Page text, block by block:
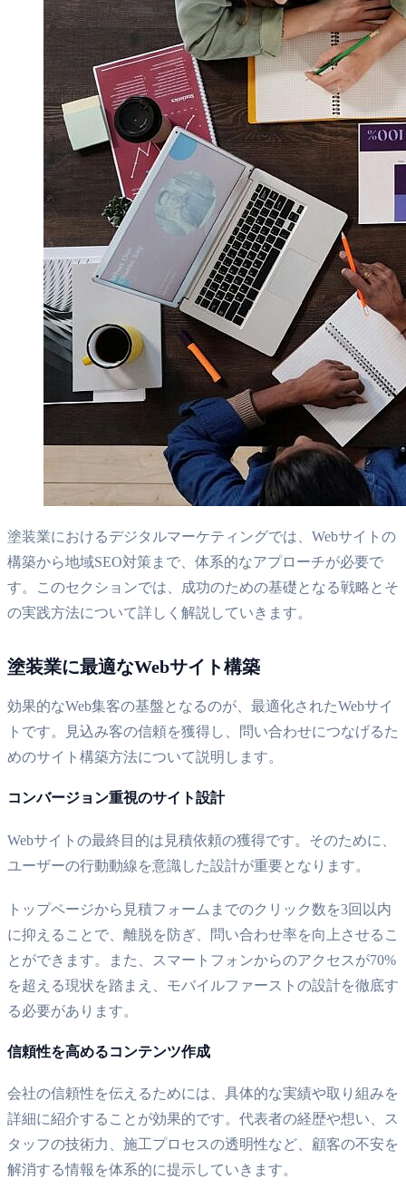
塗装業におけるデジタルマーケティングでは、Webサイトの
構築から地域SEO対策まで、体系的なアプローチが必要で
す。このセクションでは、成功のための基礎となる戦略とそ
の実践方法について詳しく解説していきます。
塗装業に最適なWebサイト構築
効果的なWeb集客の基盤となるのが、最適化されたWebサイ
トです。見込み客の信頼を獲得し、問い合わせにつなげるた
めのサイト構築方法について説明します。
コンバージョン重視のサイト設計
Webサイトの最終目的は見積依頼の獲得です。そのために、
ユーザーの行動動線を意識した設計が重要となります。
トップページから見積フォームまでのクリック数を3回以内
に抑えることで、離脱を防ぎ、問い合わせ率を向上させるこ
とができます。また、スマートフォンからのアクセスが70%
を超える現状を踏まえ、モバイルファーストの設計を徹底す
る必要があります。
信頼性を高めるコンテンツ作成
会社の信頼性を伝えるためには、具体的な実績や取り組みを
詳細に紹介することが効果的です。代表者の経歴や想い、ス
タッフの技術力、施工プロセスの透明性など、顧客の不安を
解消する情報を体系的に提示していきます。